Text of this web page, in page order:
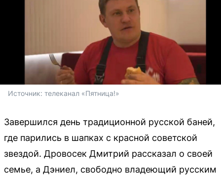
Источник: телеканал «Пятница!»
Завершился день традиционной русской баней,
где парились в шапках с красной советской
звездой. Дровосек Дмитрий рассказал о своей
семье, а Дэниел, свободно владеющий русским